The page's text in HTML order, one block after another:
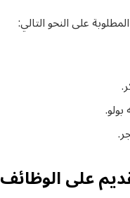
على النحو التالي:
على الوظائف